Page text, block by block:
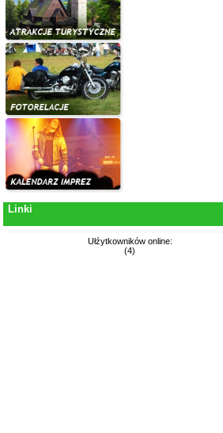
Linki
Ułźytkowników online:
(4)